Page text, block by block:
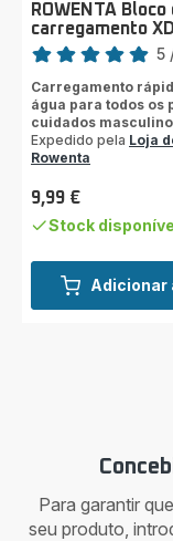
Adicionar
ROWENTA Bloco
carregamento
Classificação
de
cinco
estrelas
(média)
5
Carregamento
água para todos os
cuidados
Expedido pela Loja
Rowenta
Preço
9,99 €
Stock
Para garantir
seu produto,